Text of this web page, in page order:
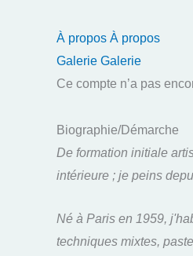
À propos À propos
Galerie Galerie
Ce compte n’a pas
Biographie/Démarche
De formation initiale
intérieure ; je peins
Né à Paris en 1959,
techniques mixtes,